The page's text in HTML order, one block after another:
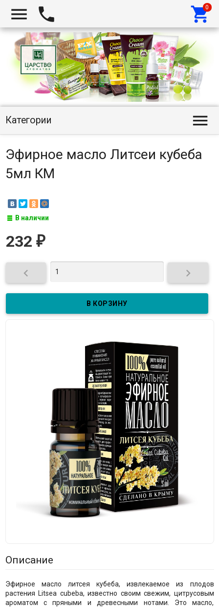
  
Категории 
Эфирное масло Литсеи кубеба
5мл КМ
В наличии
232 ₽
 
Описание
Эфирное масло литсея кубеба, извлекаемое из плодов
растения Litsea cubeba, известно своим свежим, цитрусовым
ароматом с пряными и древесными нотами. Это масло,